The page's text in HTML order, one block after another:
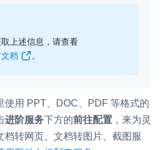
上述信息，请查看
档
。
使用 PPT、DOC、PDF 等格式的
进阶服务下方的前往配置 ，来为灵
档转网页、文档转图片、截图服